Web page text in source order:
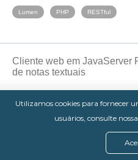
Lumen PHP RESTful
Cliente web em JavaServer
de notas textuais
Utilizamos cookies para fornecer
usuários, consulte nossa